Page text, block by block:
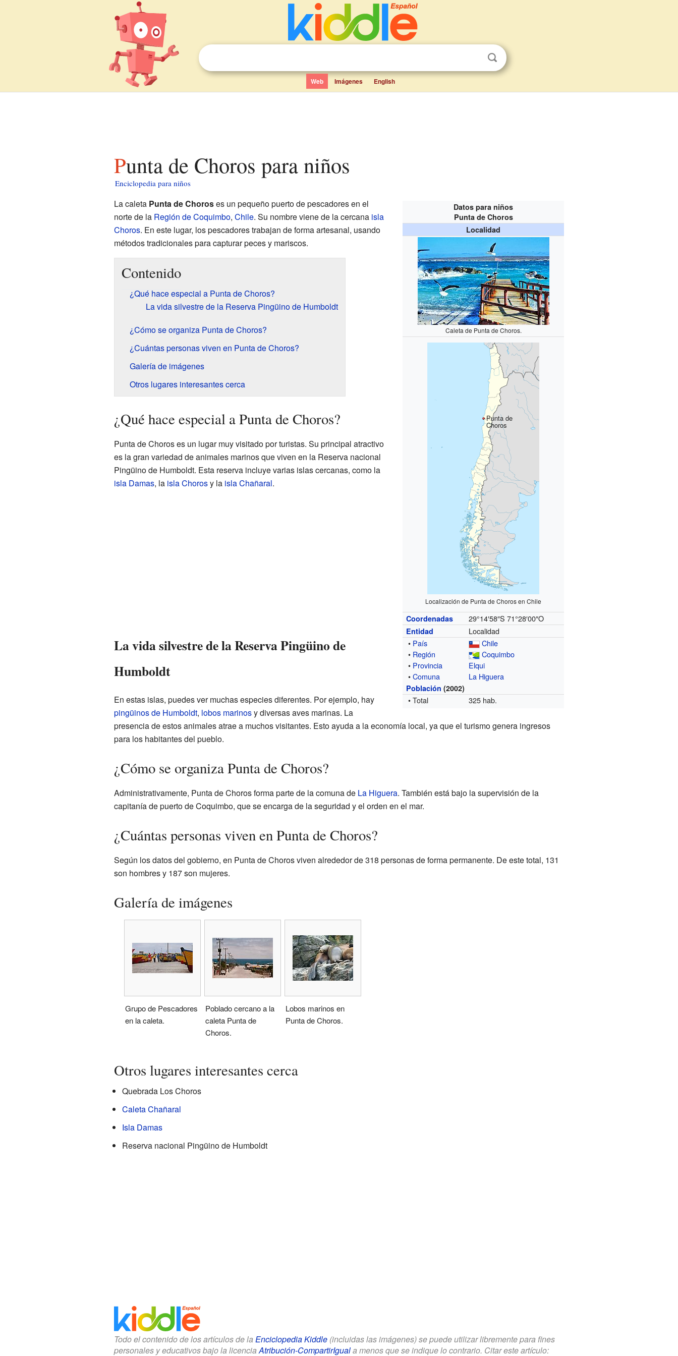
Web Imágenes English
Punta de Choros para niños
Enciclopedia para niños
Datos para niños
Punta de Choros
Localidad
Caleta de Punta de Choros.
Punta de
Choros
Localización de Punta de Choros en Chile
Coordenadas 29°14′58″S 71°28′00″O
Entidad
Localidad
• País
Chile
• Región
Coquimbo
• Provincia
Elqui
•Comuna La Higuera
Población (2002)
• Total 325 hab.
La caleta Punta de Choroses un pequeño puerto de pescadores en el
norte de la Región de Coquimbo, Chile. Su nombre viene de la cercana isla
Choros. En este lugar, los pescadores trabajan de forma artesanal, usando
métodos tradicionales para capturar peces y mariscos.
Contenido
¿Qué hace especial a Punta de Choros?
La vida silvestre de la Reserva Pingüino de Humboldt
¿Cómo se organiza Punta de Choros?
¿Cuántas personas viven en Punta de Choros?
Galería de imágenes
Otros lugares interesantes cerca
¿Qué hace especial a Punta de Choros?
Punta de Choros es un lugar muy visitado por turistas. Su principal atractivo
es la gran variedad de animales marinos que viven en la Reserva nacional
Pingüino de Humboldt. Esta reserva incluye varias islas cercanas, como la
isla Damas, la isla Chorosy la isla Chañaral.
La vida silvestre de la Reserva Pingüino de
Humboldt
En estas islas, puedes ver muchas especies diferentes. Por ejemplo, hay
pingüinos de Humboldt, lobos marinosy diversas aves marinas. La
presencia de estos animales atrae a muchos visitantes. Esto ayuda a la economía local, ya que el turismo genera ingresos
para los habitantes del pueblo.
¿Cómo se organiza Punta de Choros?
Administrativamente, Punta de Choros forma parte de la comuna de La Higuera. También está bajo la supervisión de la
capitanía de puerto de Coquimbo, que se encarga de la seguridad y el orden en el mar.
¿Cuántas personas viven en Punta de Choros?
Según los datos del gobierno, en Punta de Choros viven alrededor de 318 personas de forma permanente. De este total, 131
son hombres y 187 son mujeres.
Galería de imágenes
Grupo de Pescadores
en la caleta.
Poblado cercano a la
caleta Punta de
Choros.
Lobos marinos en
Punta de Choros.
Otros lugares interesantes cerca
Quebrada Los Choros
Caleta Chañaral
Isla Damas
Reserva nacional Pingüino de Humboldt
Todo el contenido de los artículos de la Enciclopedia Kiddle(incluidas las imágenes) se puede utilizar libremente para fines
personales y educativos bajo la licencia Atribución-CompartirIguala menos que se indique lo contrario. Citar este artículo: